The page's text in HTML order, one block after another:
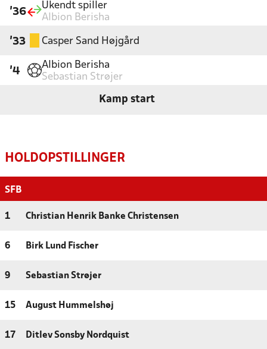
'36
Ukendt spiller
Albion Berisha
'33 Casper Sand Højgård
'4
Albion Berisha
Sebastian Strøjer
Kamp start
HOLDOPSTILLINGER
SFB
1 Christian Henrik Banke Christensen
6 Birk Lund Fischer
9 Sebastian Strøjer
15 August Hummelshøj
17 Ditlev Sonsby Nordquist